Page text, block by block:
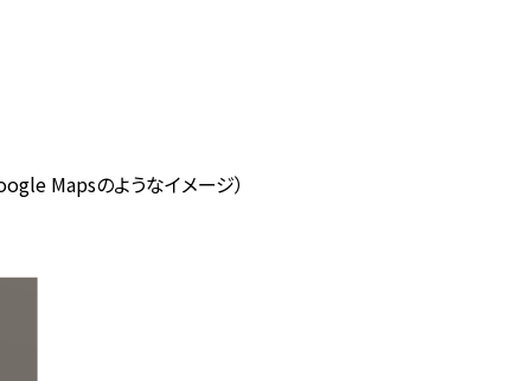
Mapsのようなイメージ）